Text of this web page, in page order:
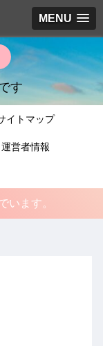
MENU
す
イトマップ
運営者情報
います。